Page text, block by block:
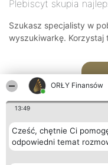
ORŁY Finansów
13:49
Cześć, chętnie Ci
odpowiedni temat
Plebiscyt skupia
Szukasz specjalisty w
wyszukiwarkę. Korzystaj
Organizator plebiscytu